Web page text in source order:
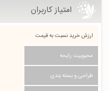
امتیاز کاربران
ارزش خرید نسبت به قیمت
محبوبیت رایحه
طراحی و بسته بندی